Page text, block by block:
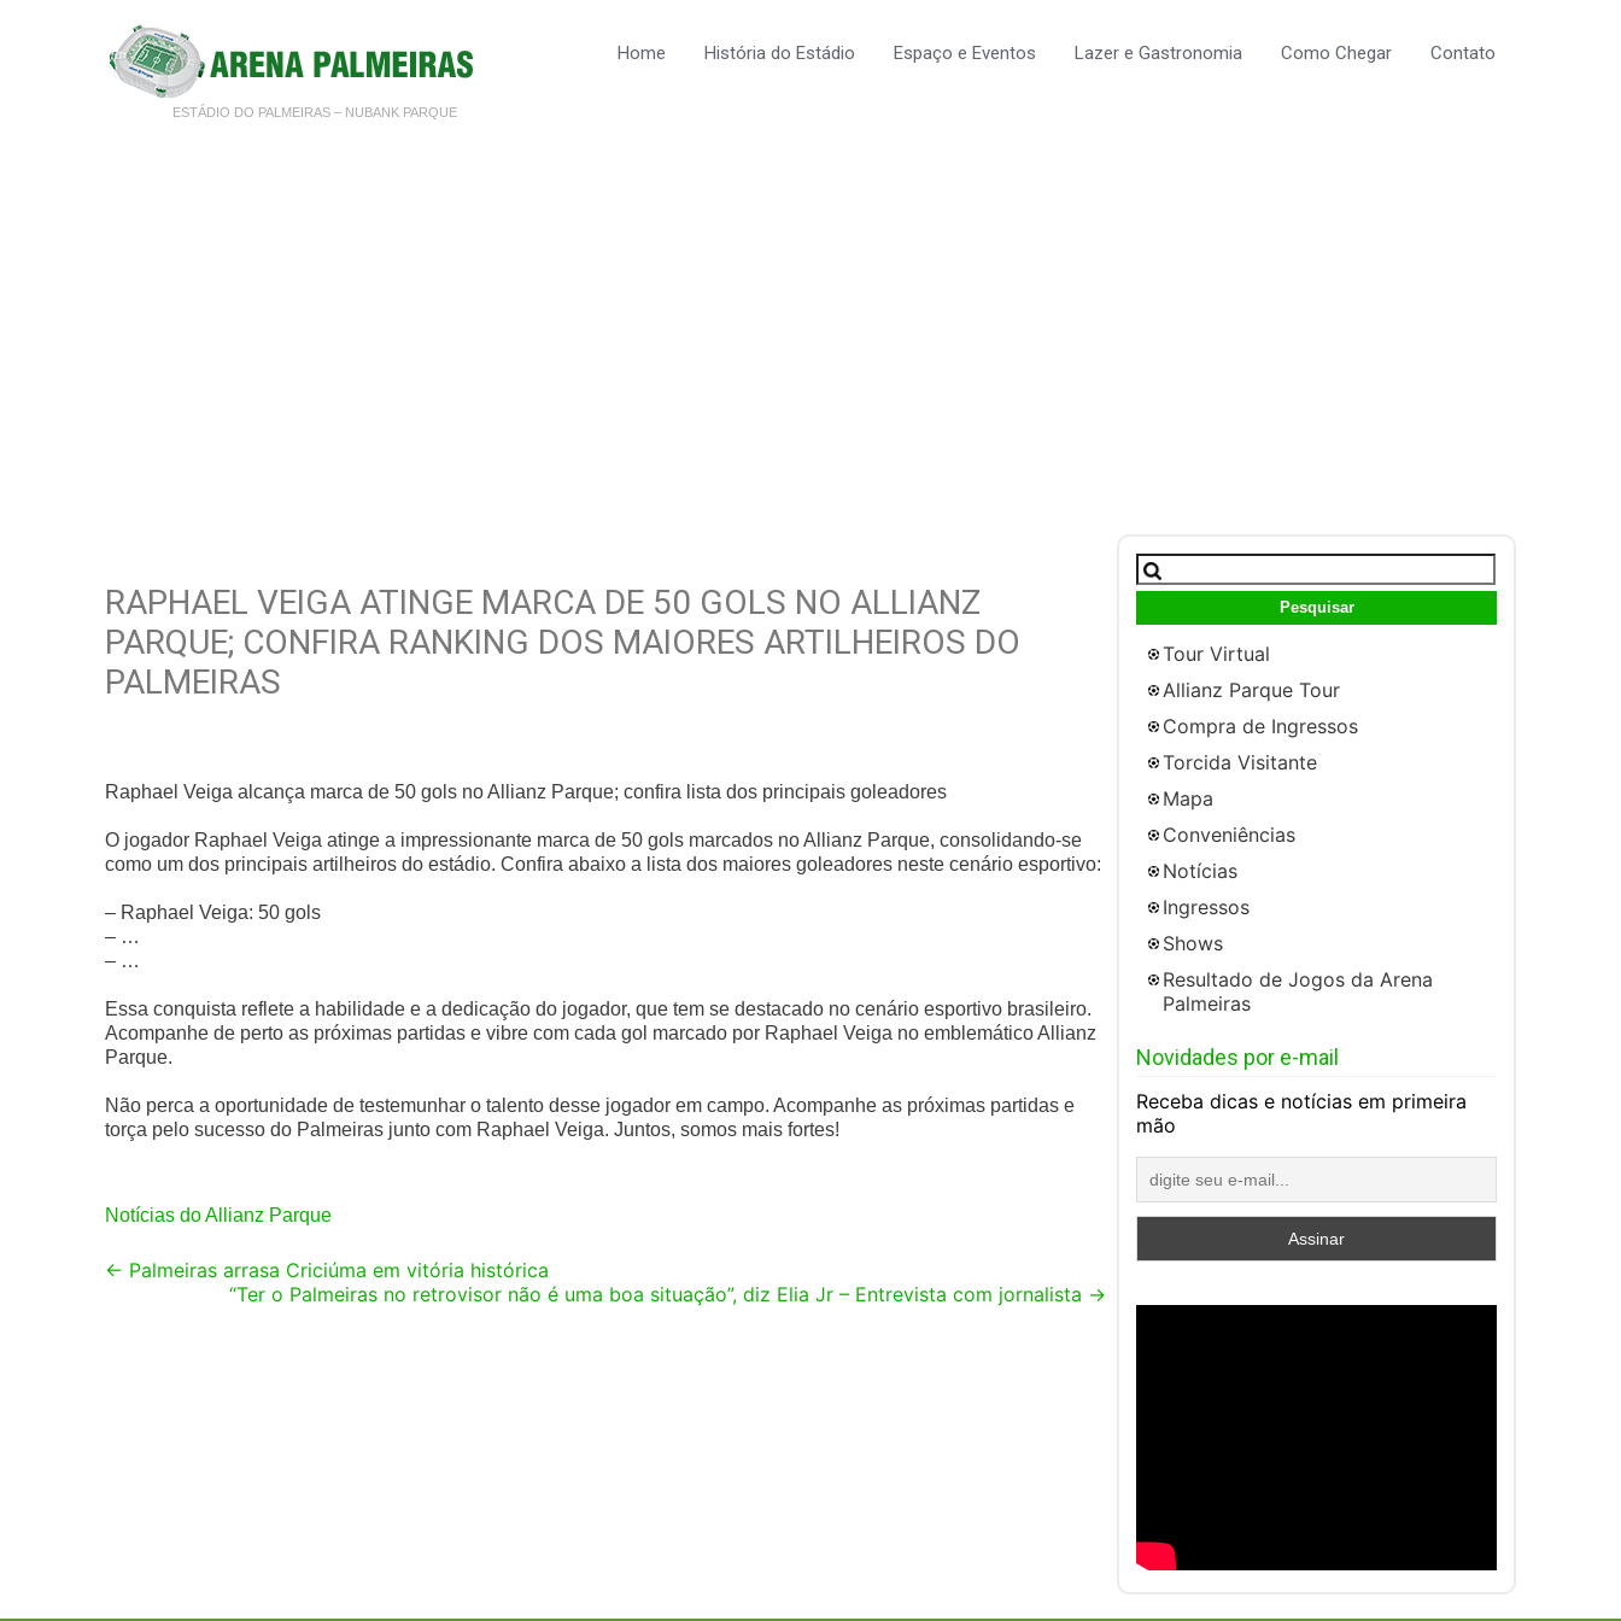
ESTÁDIO DO PALMEIRAS – NUBANK PARQUE
Home História do Estádio Espaço e Eventos Lazer e Gastronomia Como Chegar Contato
RAPHAEL VEIGA ATINGE MARCA DE 50 GOLS NO ALLIANZ
PARQUE; CONFIRA RANKING DOS MAIORES ARTILHEIROS DO
PALMEIRAS
Raphael Veiga alcança marca de 50 gols no Allianz Parque; confira lista dos principais goleadores
O jogador Raphael Veiga atinge a impressionante marca de 50 gols marcados no Allianz Parque, consolidando-se
como um dos principais artilheiros do estádio. Confira abaixo a lista dos maiores goleadores neste cenário esportivo:
– Raphael Veiga: 50 gols
– …
– …
Essa conquista reflete a habilidade e a dedicação do jogador, que tem se destacado no cenário esportivo brasileiro.
Acompanhe de perto as próximas partidas e vibre com cada gol marcado por Raphael Veiga no emblemático Allianz
Parque.
Não perca a oportunidade de testemunhar o talento desse jogador em campo. Acompanhe as próximas partidas e
torça pelo sucesso do Palmeiras junto com Raphael Veiga. Juntos, somos mais fortes!
Notícias do Allianz Parque
Post
navigation
← Palmeiras arrasa Criciúma em vitória histórica
“Ter o Palmeiras no retrovisor não é uma boa situação”, diz Elia Jr – Entrevista com jornalista →
Pesquisar
por:
Tour Virtual
Allianz Parque Tour
Compra de Ingressos
Torcida Visitante
Mapa
Conveniências
Notícias
Ingressos
Shows
Resultado de Jogos da Arena
Palmeiras
Novidades por e-mail
Receba dicas e notícias em primeira
mão